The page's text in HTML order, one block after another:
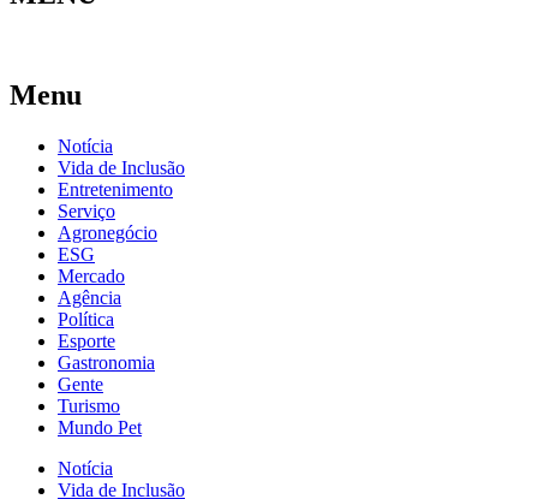
Menu
Notícia
Vida de Inclusão
Entretenimento
Serviço
Agronegócio
ESG
Mercado
Agência
Política
Esporte
Gastronomia
Gente
Turismo
Mundo Pet
Notícia
Vida de Inclusão